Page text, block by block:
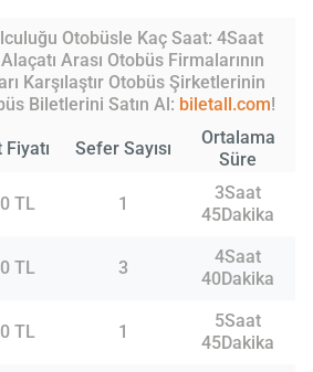
Otobüsle Kaç Saat: 4Saat
Arası Otobüs Firmalarının
Karşılaştır Otobüs Şirketlerinin
Biletlerini Satın Al: biletall.com!
Fiyatı Sefer Sayısı
Ortalama
Süre
TL 1
3Saat
45Dakika
TL 3
4Saat
40Dakika
TL 1
5Saat
45Dakika